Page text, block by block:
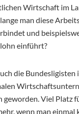
Wirtschaft im
man diese
und
einführt?
die Bundesligisten
geworden. Viel Platz
wenn man einmal